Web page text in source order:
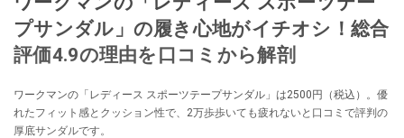
プサンダル」の履き心地がイチオシ！総合
評価4.9の理由を口コミから解剖
ワークマンの「レディース スポーツテープサンダル」は2500円（税込）。優
れたフィット感とクッション性で、2万歩歩いても疲れないと口コミで評判の
厚底サンダルです。